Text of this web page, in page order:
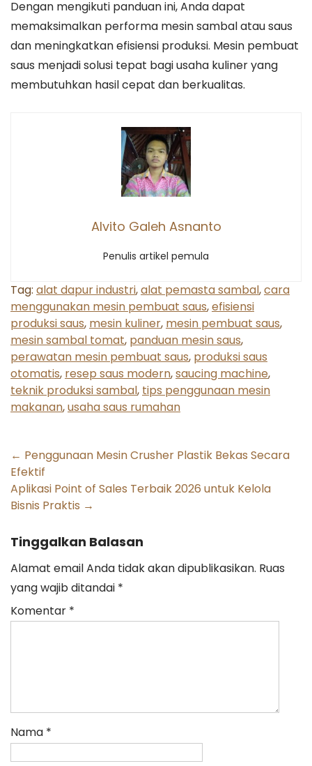
Dengan mengikuti panduan ini, Anda dapat
memaksimalkan performa mesin sambal atau saus
dan meningkatkan efisiensi produksi. Mesin pembuat
saus menjadi solusi tepat bagi usaha kuliner yang
membutuhkan hasil cepat dan berkualitas.
Alvito Galeh Asnanto
Penulis artikel pemula
Tag: alat dapur industri,alat pemasta sambal,cara
menggunakan mesin pembuat saus,efisiensi
produksi saus, mesin kuliner, mesin pembuat saus,
mesin sambal tomat, panduan mesin saus,
perawatan mesin pembuat saus, produksi saus
otomatis, resep saus modern,saucing machine,
teknik produksi sambal, tips penggunaan mesin
makanan,usaha saus rumahan
Post
navigation
← Penggunaan Mesin Crusher Plastik Bekas Secara
Efektif
Aplikasi Point of Sales Terbaik 2026 untuk Kelola
Bisnis Praktis →
Tinggalkan Balasan
Alamat email Anda tidak akan dipublikasikan. Ruas
yang wajib ditandai *
Komentar *
Nama *